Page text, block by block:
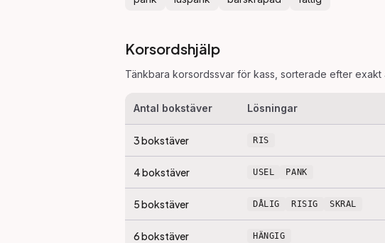
Korsordshjälp
Tänkbara korsordssvar för kass , sorterade efter
Antal bokstäver Lösningar
3bokstäver RIS
4bokstäver USEL PANK
5bokstäver DÅLIG RISIG SKRAL
6bokstäver HÄNGIG